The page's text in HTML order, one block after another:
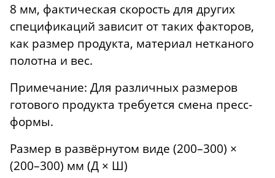
8 мм, фактическая скорость для других
спецификаций зависит от таких факторов,
как размер продукта, материал нетканого
полотна и вес.
Примечание: Для различных размеров
готового продукта требуется смена пресс-
формы.
Размер в развёрнутом виде (200–300) ×
(200–300) мм (Д × Ш)